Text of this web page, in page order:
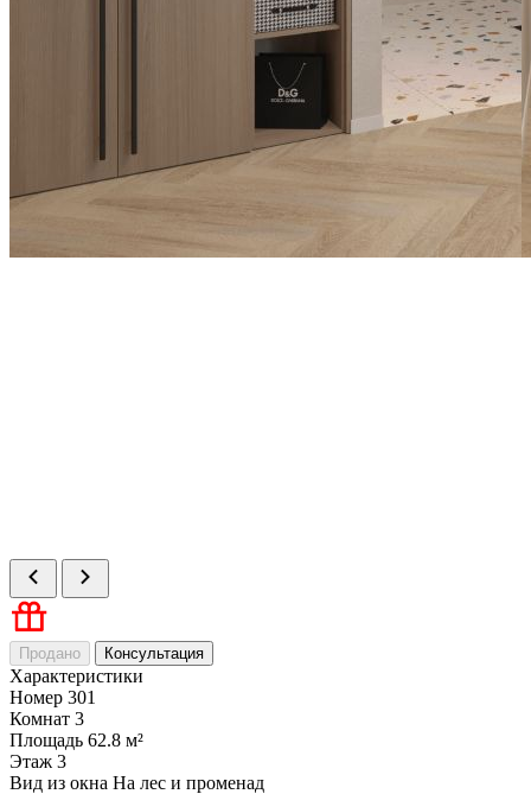
Продано Консультация
Характеристики
Номер 301
Комнат 3
Площадь 62.8 м²
Этаж 3
Вид из окна На лес и променад